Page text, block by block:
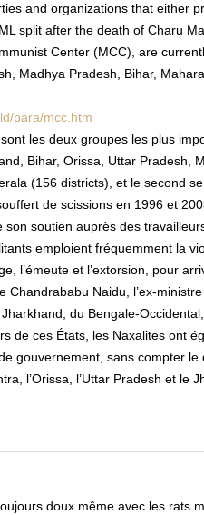
and organizations that either
split after the death of Charu
Center (MCC), are
Madhya Pradesh, Bihar,
para/mcc.htm
les deux groupes les plus
Bihar, Orissa, Uttar Pradesh,
(156 districts), et le second
de scissions en 1996 et
soutien auprès des
emploient fréquemment la
l’émeute et l’extorsion, pour
Chandrababu Naidu, l’ex-
du Bengale-
de ces États, les Naxalites ont
gouvernement, sans compter
l’Orissa, l’Uttar Pradesh et le
doux même avec les rats